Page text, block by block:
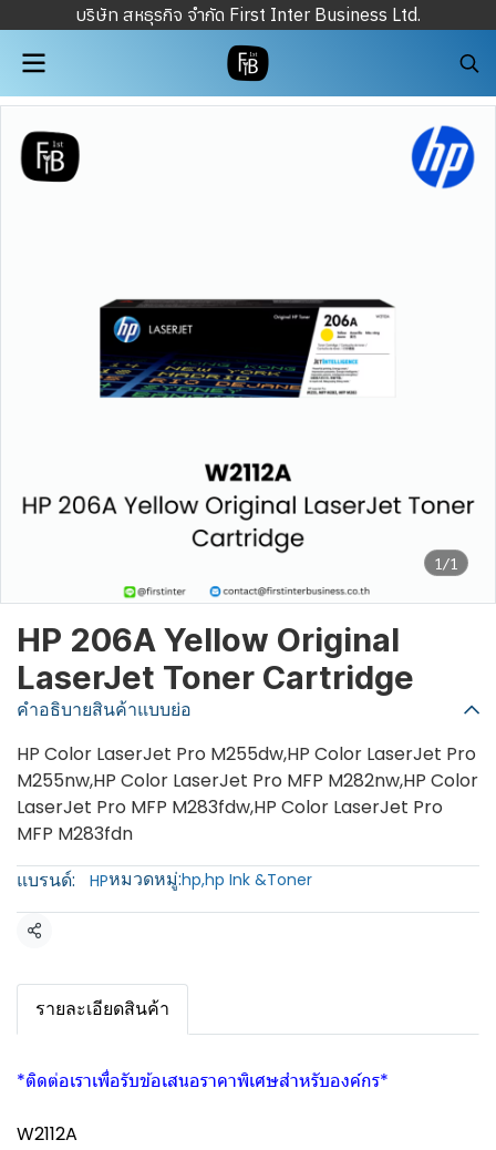
บริษัท สหธุรกิจ จำกัด First Inter Business Ltd.
1/1
HP 206A Yellow Original
LaserJet Toner Cartridge
คำอธิบายสินค้าแบบย่อ
HP Color LaserJet Pro M255dw,HP Color LaserJet Pro
M255nw,HP Color LaserJet Pro MFP M282nw,HP Color
LaserJet Pro MFP M283fdw,HP Color LaserJet Pro
MFP M283fdn
แบรนด์:
HPหมวดหมู่:hp,hp Ink &Toner
แชร์
รายละเอียดสินค้า
*ติดต่อเราเพื่อรับข้อเสนอราคาพิเศษสำหรับองค์กร*
W2112A